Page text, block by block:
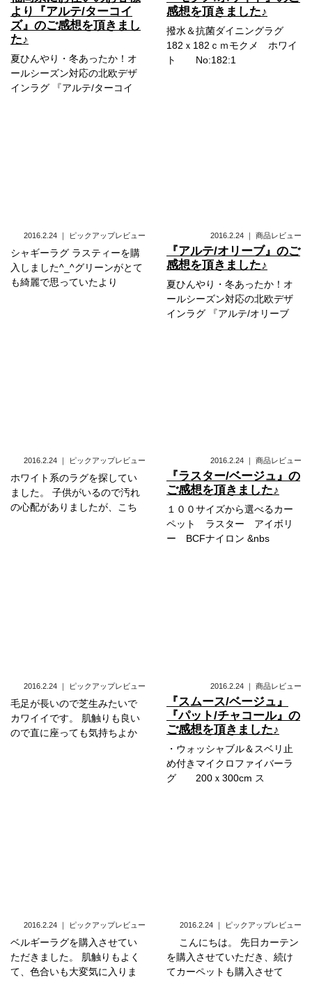
より『アルテ/ターコイ
ズ』のご感想を頂きまし
た♪
夏ひんやり・冬あったか！オ
ールシーズン対応の北欧デザ
インラグ 『アルテ/ターコイ
感想を頂きました♪
撥水＆抗菌ダイニングラグ
182ｘ182ｃｍモクメ ホワイ
ト No:182:1
2016.2.24 ｜ ピックアップレビュー
シャギーラグ ラスティーを購
入しました^_^グリーンがとて
も綺麗で思っていたより
2016.2.24 ｜ 商品レビュー
『アルテ/オリーブ』のご
感想を頂きました♪
夏ひんやり・冬あったか！オ
ールシーズン対応の北欧デザ
インラグ 『アルテ/オリーブ
2016.2.24 ｜ ピックアップレビュー
ホワイト系のラグを探してい
ました。 子供がいるので汚れ
の心配がありましたが、こち
2016.2.24 ｜ 商品レビュー
『ラスター/ベージュ』の
ご感想を頂きました♪
１００サイズから選べるカー
ペット ラスター アイボリ
ー BCFナイロン &nbs
2016.2.24 ｜ ピックアップレビュー
毛足が長いので芝生みたいで
カワイイです。 肌触りも良い
ので直に座っても気持ちよか
2016.2.24 ｜ 商品レビュー
『スムース/ベージュ』
『パット/チャコール』の
ご感想を頂きました♪
・ウォッシャブル＆スベリ止
め付きマイクロファイバーラ
グ 200ｘ300cm ス
2016.2.24 ｜ ピックアップレビュー
ベルギーラグを購入させてい
ただきました。 肌触りもよく
て、色合いも大変気に入りま
2016.2.24 ｜ ピックアップレビュー
こんにちは。 先日カーテン
を購入させていただき、続け
てカーペットも購入させて